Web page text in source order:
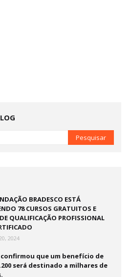
BRADESCO ESTÁ
78 CURSOS GRATUITOS E
QUALIFICAÇÃO PROFISSIONAL
2024
confirmou que um benefício de
será destinado a milhares de